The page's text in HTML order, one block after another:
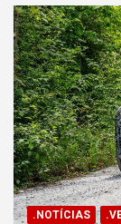
.NOTÍCIAS